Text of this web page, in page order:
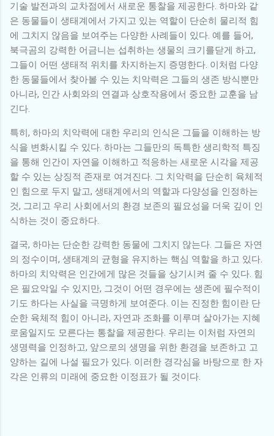
기술 발전과의 교차점에서 새로운 통찰을 제공한다. 하마와 같
은 동물들이 생태계에서 가지고 있는 역할이 단순히 물리적 힘
에 그치지 않음을 보여주는 다양한 사례들이 있다. 예를 들어,
북극곰의 강력한 어금니는 섭취하는 생물의 크기를닫게 하고,
그들이 어떤 생태적 위치를 차지하는지 증명한다. 이처럼 다양
한 동물들에서 찾아볼 수 있는 치악력은 그들의 생존 방식뿐만
아니라, 인간 사회와의 연결과 상호작용에서 중요한 교훈을 남
긴다.
특히, 하마의 치악력에 대한 우리의 인식은 그들을 이해하는 방
식을 변화시킬 수 있다. 하마는 그들만의 독특한 생리학적 특징
을 통해 인간이 자연을 이해하고 적응하는 새로운 시각을 제공
할 수 있는 상징적 존재로 여겨진다. 그 치악력을 단순히 육체적
인 힘으로 두지 말고, 생태계에서의 역할과 다양성을 인정하는
것, 그리고 우리 사회에서의 환경 보존의 필요성을 더욱 깊이 인
식하는 것이 중요하다.
결국, 하마는 단순한 강력한 동물에 그치지 않는다. 그들은 자연
의 정수이며, 생태계의 균형을 유지하는 핵심 역할을 하고 있다.
하마의 치악력은 인간에게 많은 것들을 상기시켜 줄 수 있다. 힘
은 필요악일 수 있지만, 그것이 어떤 경우에는 생존에 필수적이
기도 하다는 사실을 극명하게 보여준다. 이는 진정한 힘이란 단
순한 육체적 힘이 아니라, 자연과 조화를 이루며 살아가는 지혜
로움일지도 모른다는 통찰을 제공한다. 우리는 이처럼 자연의
생명력을 인정하고, 앞으로의 생명을 위한 환경을 보존하고 고
양하는 길에 나설 필요가 있다. 이러한 경각심을 바탕으로 한 자
각은 인류의 미래에 중요한 이정표가 될 것이다.